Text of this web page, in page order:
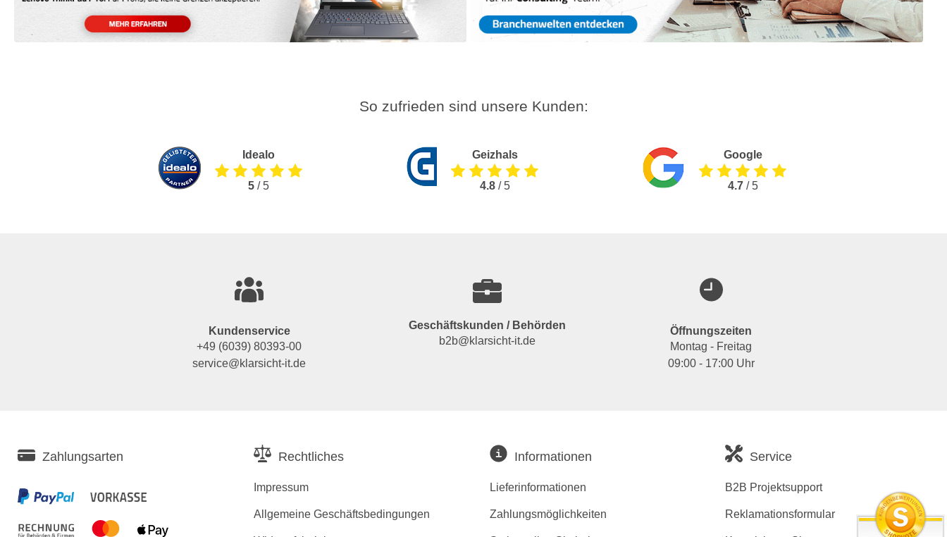
So zufrieden sind unsere Kunden:
Idealo
5/ 5
Geizhals
4.8/ 5
Google
4.7/ 5
Kundenservice
+49 (6039) 80393-00
service@klarsicht-it.de
Geschäftskunden / Behörden
b2b@klarsicht-it.de
Öffnungszeiten
Montag - Freitag
09:00 - 17:00 Uhr
Zahlungsarten Rechtliches
Impressum
Allgemeine Geschäftsbedingungen
Informationen
Lieferinformationen
Zahlungsmöglichkeiten
Service
B2B Projektsupport
Reklamationsformular